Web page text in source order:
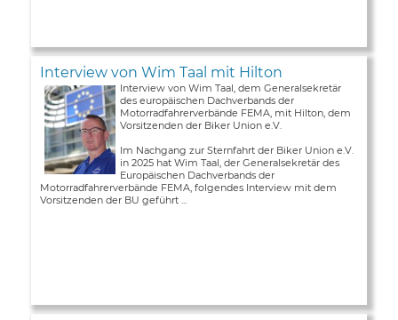
Interview von Wim Taal mit Hilton
Interview von Wim Taal, dem Generalsekretär
des europäischen Dachverbands der
Motorradfahrerverbände FEMA, mit Hilton, dem
Vorsitzenden der Biker Union e.V.
Im Nachgang zur Sternfahrt der Biker Union e.V.
in 2025 hat Wim Taal, der Generalsekretär des
Europäischen Dachverbands der
Motorradfahrerverbände FEMA, folgendes Interview mit dem
Vorsitzenden der BU geführt ...